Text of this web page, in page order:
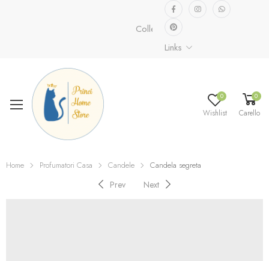
Collezione speciale già disponibile.
Links
0
Wishlist
0
Carello
Home Profumatori Casa Candele Candela segreta
Prev Next